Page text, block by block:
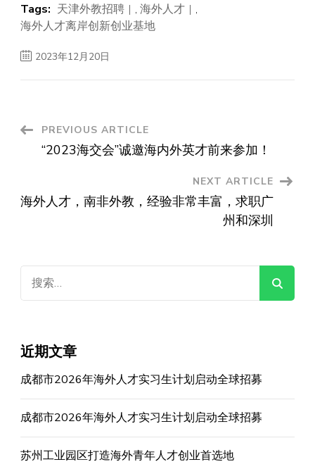
Tags: 天津外教招聘 , 海外人才
,
海外人才离岸创新创业基地
2023年12月20日
Post
Navigation
PREVIOUS ARTICLE
“2023海交会”诚邀海内外英才前来参加！
NEXT ARTICLE
海外人才，南非外教，经验非常丰富，求职广
州和深圳
索：
近期文章
成都市2026年海外人才实习生计划启动全球招募
成都市2026年海外人才实习生计划启动全球招募
苏州工业园区打造海外青年人才创业首选地